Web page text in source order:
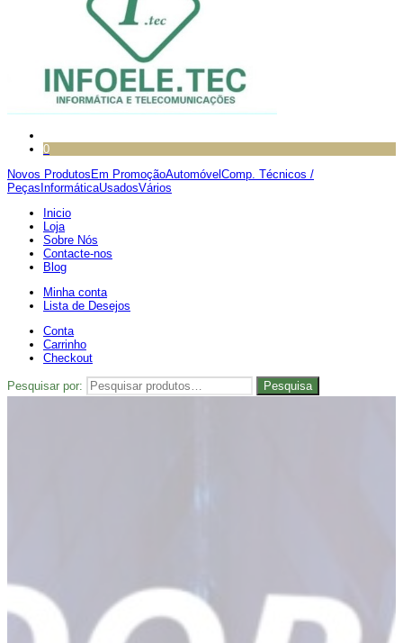
0
Novos Produtos Em PromoçãoAutomóvel Comp. Técnicos /
Peças InformáticaUsadosVários
Inicio
Loja
Sobre Nós
Contacte-nos
Blog
Minha conta
Lista de Desejos
Conta
Carrinho
Checkout
Pesquisar por: Pesquisa